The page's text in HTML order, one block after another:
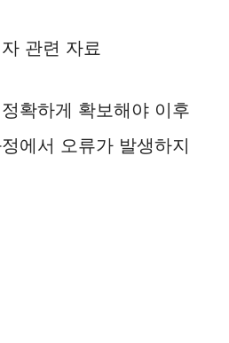
관련 자료
확하게 확보해야 이후
에서 오류가 발생하지